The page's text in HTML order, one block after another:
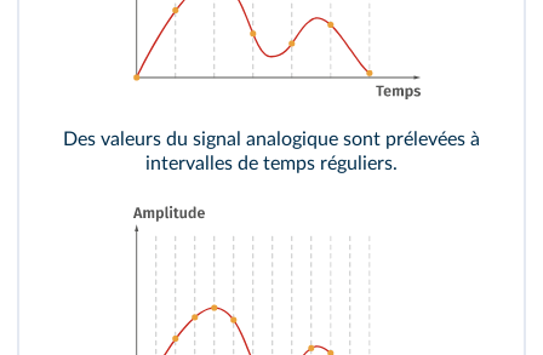
Des valeurs du signal analogique sont prélevées à
intervalles de temps réguliers.